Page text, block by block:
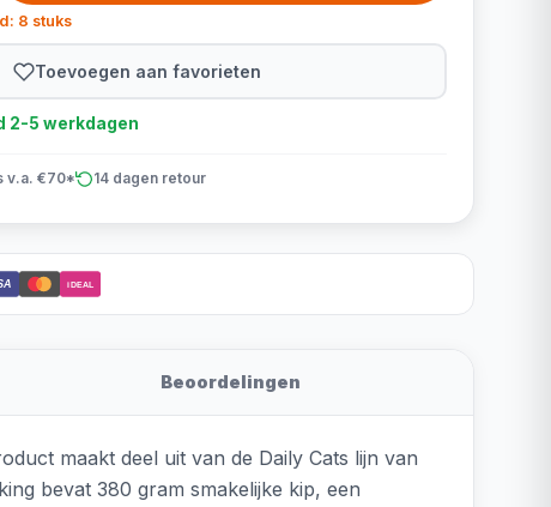
8 stuks
Toevoegen aan favorieten
2-5 werkdagen
v.a. €70* 14 dagen retour
iDEAL
Beoordelingen
maakt deel uit van de Daily Cats lijn van
bevat 380 gram smakelijke kip, een